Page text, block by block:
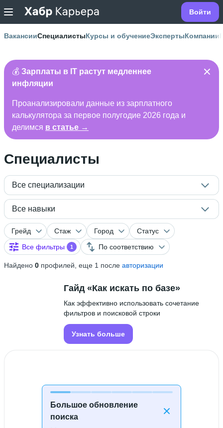
Войти
ВакансииСпециалистыКурсы и обучениеЭкспертыКомпании
💰 Зарплаты в IT растут медленнее
инфляции
Проанализировали данные из зарплатного
калькулятора за первое полугодие 2026 года и
делимся в статье →
Специалисты
Все специализации
Все навыки
Грейд Стаж Город
Статус
Все фильтры
1 По соответствию
Найдено 0 профилей, еще 1 после авторизации
Большое обновление
поиска
Гайд «Как искать по базе»
Как эффективно использовать сочетание
фильтров и поисковой строки
Узнать больше